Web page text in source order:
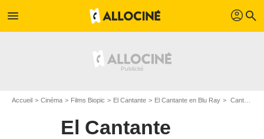
menu profil search
Accueil Cinéma Films Biopic El Cantante El Cantante en Blu Ray Cantante - La légende de la salsa, El
El Cantante